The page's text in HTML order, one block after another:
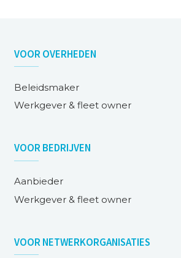
VOOROVERHEDEN
Beleidsmaker
Werkgever & fleet owner
VOORBEDRIJVEN
Aanbieder
Werkgever & fleet owner
VOORNETWERKORGANISATIES